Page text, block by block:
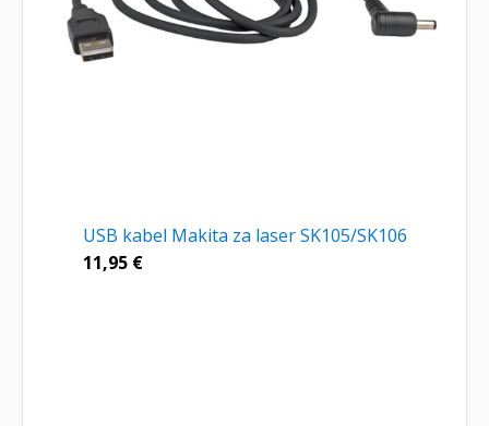
USB kabel Makita za laser SK105/SK106
11,95 €